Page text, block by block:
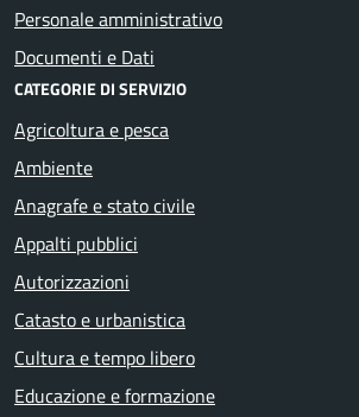
Personale amministrativo
Documenti e Dati
CATEGORIE DI SERVIZIO
Agricoltura e pesca
Ambiente
Anagrafe e stato civile
Appalti pubblici
Autorizzazioni
Catasto e urbanistica
Cultura e tempo libero
Educazione e formazione